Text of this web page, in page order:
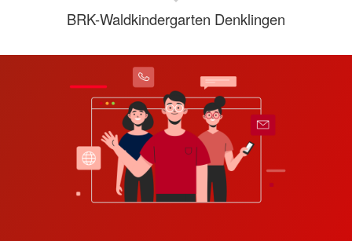
BRK-Waldkindergarten Denklingen